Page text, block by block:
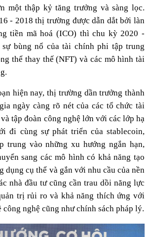
một thập kỷ tăng trưởng và sàng lọc.
- 2018 thị trường được dẫn dắt bởi làn
tiền mã hoá (ICO) thì chu kỳ 2020 -
sự bùng nổ của tài chính phi tập trung
thể thay thế (NFT) và các mô hình tài
hiện nay, thị trường dần trưởng thành
ngày càng rõ nét của các tổ chức tài
tập đoàn công nghệ lớn với các lớp hạ
đi cùng sự phát triển của stablecoin,
trung vào những xu hướng ngắn hạn,
sang các mô hình có khả năng tạo
dụng cụ thể và gắn với nhu cầu của nền
nhà đầu tư cũng cần trau dồi năng lực
trị rủi ro và khả năng thích ứng với
nghệ cũng như chính sách pháp lý.